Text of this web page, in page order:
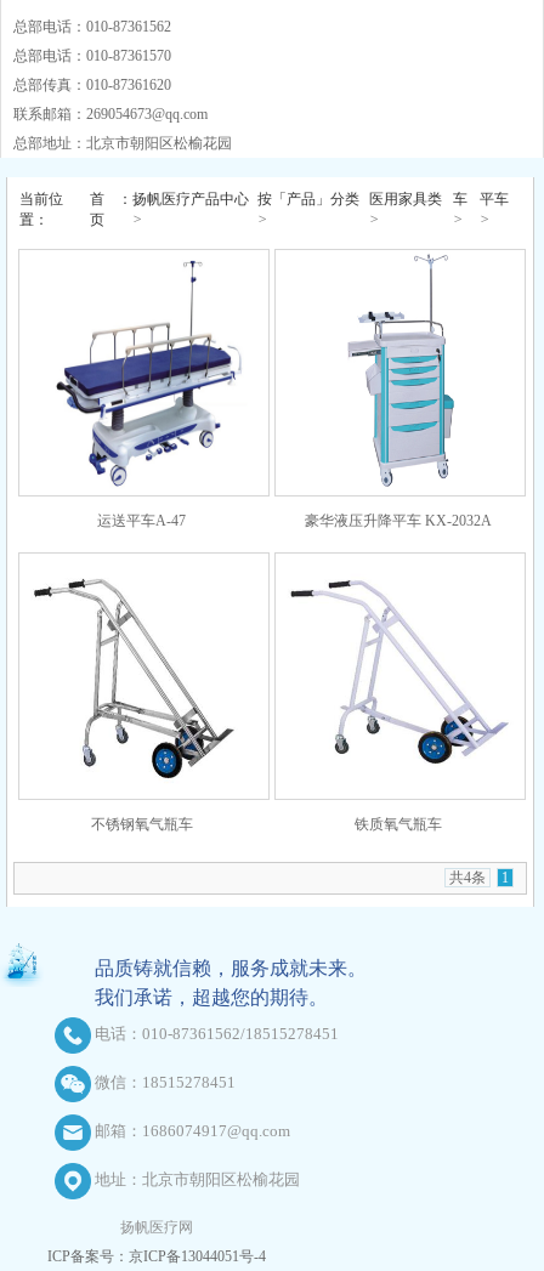
总部电话：010-87361562
总部电话：010-87361570
总部传真：010-87361620
联系邮箱： 269054673@qq.com
总部地址：北京市朝阳区松榆花园
当前位
置：
首
页
：扬帆医疗产品中心
>
按「产品」分类
>
医用家具类
>
车
>
平车
>
运送平车A-47 豪华液压升降平车 KX-2032A
不锈钢氧气瓶车 铁质氧气瓶车
共4条 1
品质铸就信赖，服务成就未来。
我们承诺，超越您的期待。
扬帆医疗网
ICP备案号：京ICP备13044051号-4
电话：010-87361562/18515278451
微信：18515278451
邮箱：1686074917@qq.com
地址：北京市朝阳区松榆花园